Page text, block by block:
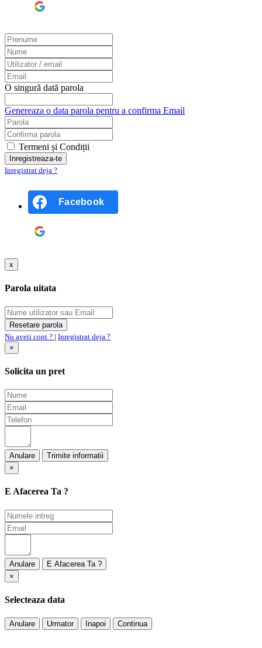
O singură dată parola
Genereaza o data parola pentru a confirma Email
Termeni și Condiții
Inregistrat deja ?
Facebook
x
Parola uitata
Nu aveti cont ? | Inregistrat deja ?
×
Solicita un pret
Anulare
×
E Afacerea Ta ?
Anulare
×
Selecteaza data
Anulare